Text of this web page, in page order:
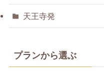
天王寺発
プランから選ぶ